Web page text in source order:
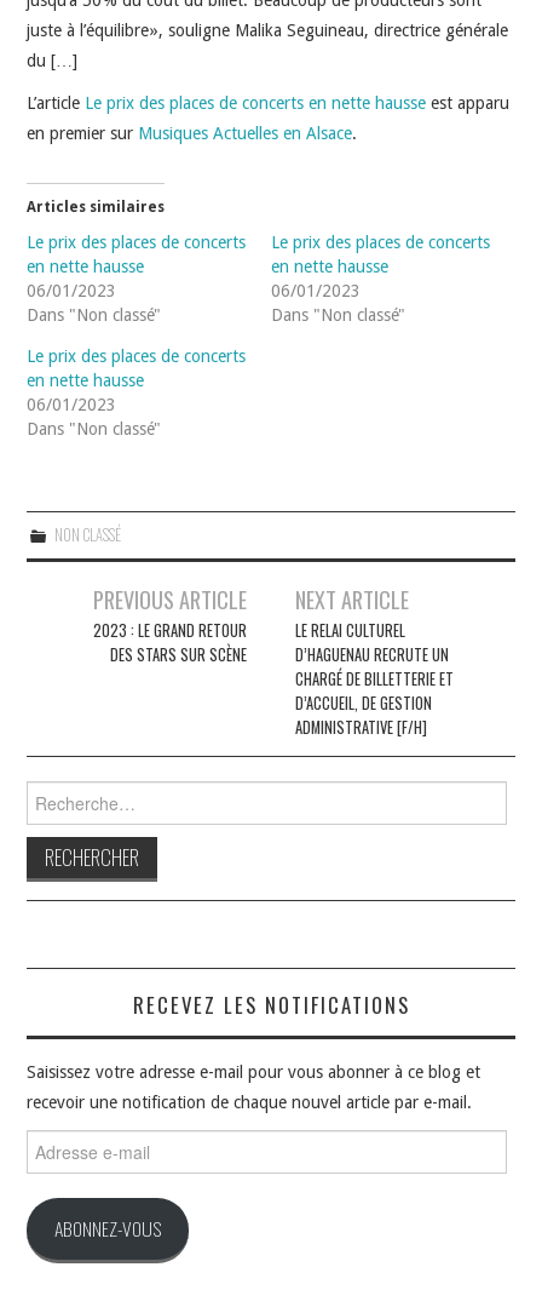
juste à l’équilibre », souligne Malika Seguineau, directrice générale
du […]
L’article Le prix des places de concerts en nette hausse est apparu
en premier sur Musiques Actuelles en Alsace.
Articles similaires
Le prix des places de concerts
en nette hausse
06/01/2023
Dans "Non classé"
Le prix des places de concerts
en nette hausse
06/01/2023
Dans "Non classé"
Le prix des places de concerts
en nette hausse
06/01/2023
Dans "Non classé"
NON CLASSÉ
NavigationPREVIOUS ARTICLE
2023 : LE GRAND RETOUR
DES STARS SUR SCÈNE
NEXT ARTICLE
LE RELAI CULTUREL
D’HAGUENAU RECRUTE UN
CHARGÉ DE BILLETTERIE ET
D’ACCUEIL, DE GESTION
ADMINISTRATIVE [F/H]
RECEVEZ LES NOTIFICATIONS
Saisissez votre adresse e-mail pour vous abonner à ce blog et
recevoir une notification de chaque nouvel article par e-mail.
e-
ABONNEZ-VOUS